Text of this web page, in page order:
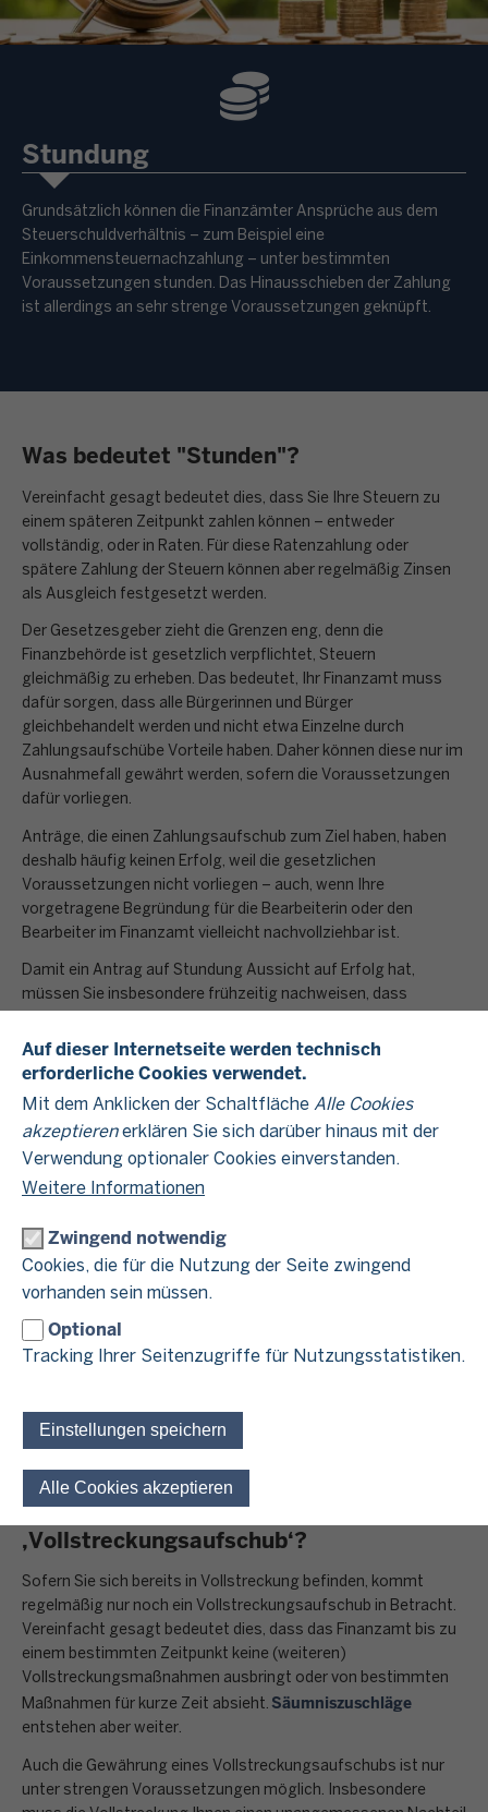
Auf dieser Internetseite werden technisch
erforderliche Cookies verwendet.
Mit dem Anklicken der Schaltfläche Alle Cookies
akzeptierenerklären Sie sich darüber hinaus mit der
Verwendung optionaler Cookies einverstanden.
Weitere Informationen
Zwingend notwendig
Cookies, die für die Nutzung der Seite zwingend
vorhanden sein müssen.
Optional
Tracking Ihrer Seitenzugriffe für Nutzungsstatistiken.
Einstellungen speichern
Alle Cookies akzeptieren
Stundung
Grundsätzlich können die Finanzämter Ansprüche aus dem
Steuerschuldverhältnis – zum Beispiel eine
Einkommensteuernachzahlung – unter bestimmten
Voraussetzungen stunden. Das Hinausschieben der Zahlung
ist allerdings an sehr strenge Voraussetzungen geknüpft.
Was bedeutet "Stunden"?
Vereinfacht gesagt bedeutet dies, dass Sie Ihre Steuern zu
einem späteren Zeitpunkt zahlen können – entweder
vollständig, oder in Raten. Für diese Ratenzahlung oder
spätere Zahlung der Steuern können aber regelmäßig Zinsen
als Ausgleich festgesetzt werden.
Der Gesetzesgeber zieht die Grenzen eng, denn die
Finanzbehörde ist gesetzlich verpflichtet, Steuern
gleichmäßig zu erheben. Das bedeutet, Ihr Finanzamt muss
dafür sorgen, dass alle Bürgerinnen und Bürger
gleichbehandelt werden und nicht etwa Einzelne durch
Zahlungsaufschübe Vorteile haben. Daher können diese nur im
Ausnahmefall gewährt werden, sofern die Voraussetzungen
dafür vorliegen.
Anträge, die einen Zahlungsaufschub zum Ziel haben, haben
deshalb häufig keinen Erfolg, weil die gesetzlichen
Voraussetzungen nicht vorliegen – auch, wenn Ihre
vorgetragene Begründung für die Bearbeiterin oder den
Bearbeiter im Finanzamt vielleicht nachvollziehbar ist.
Damit ein Antrag auf Stundung Aussicht auf Erfolg hat,
müssen Sie insbesondere frühzeitig nachweisen, dass
dem Ihre Steuerforderung fällig ist, nicht vorliegen
Sie sich die finanziellen Mittel auf zumutbare Weise, zum
Beispiel durch einen Bankkredit, auch nicht beschaffen
könnenund
Sie Ihre mangelnde finanzielle Leistungsfähigkeit nicht
selbst herbeigeführt haben, zum Beispiel, weil Sie vorher
Sie mit Ihrem Verhalten nicht bereits gegen die
zum Beispiel Ihre Steuererklärung bereits verspätet
eingereicht haben und so die Zahlung bereits
hinausgeschoben haben.
Nur wennalle Voraussetzungen vorliegen, kann eine Stundung
gestundet werden.
Was verbirgt sich hinter dem Begriff
‚Vollstreckungsaufschub‘?
Sofern Sie sich bereits in Vollstreckung befinden, kommt
regelmäßig nur noch ein Vollstreckungsaufschub in Betracht.
Vereinfacht gesagt bedeutet dies, dass das Finanzamt bis zu
einem bestimmten Zeitpunkt keine (weiteren)
Vollstreckungsmaßnahmen ausbringt oder von bestimmten
Maßnahmen für kurze Zeit absieht. Säumniszuschläge
entstehen aber weiter.
Auch die Gewährung eines Vollstreckungsaufschubs ist nur
unter strengen Voraussetzungen möglich. Insbesondere